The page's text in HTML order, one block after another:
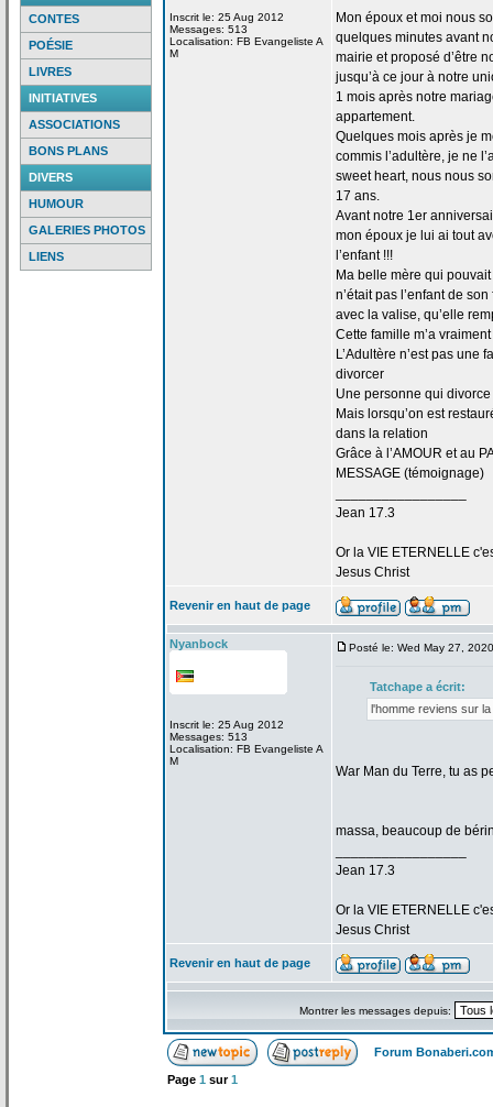
CONTES
POÉSIE
LIVRES
INITIATIVES
ASSOCIATIONS
BONS PLANS
DIVERS
HUMOUR
GALERIES PHOTOS
LIENS
Inscrit le: 25 Aug 2012
Messages: 513
Localisation: FB Evangeliste A
M
Mon époux et moi nous
quelques minutes avant
mairie et proposé d’être
jusqu’à ce jour à notre
1 mois après notre
appartement.
Quelques mois après je
commis l’adultère, je ne
sweet heart, nous nous
17 ans.
Avant notre 1er
mon époux je lui ai tout
l’enfant !!!
Ma belle mère qui
n’était pas l’enfant de son
avec la valise, qu’elle
Cette famille m’a
L’Adultère n’est pas une
divorcer
Une personne qui
Mais lorsqu’on est
dans la relation
Grâce à l’AMOUR et au
MESSAGE (témoignage)
Jean 17.3
Or la VIE ETERNELLE
Jesus Christ
Revenir en haut de page
Nyanbock
Inscrit le: 25 Aug 2012
Messages: 513
Localisation: FB Evangeliste A
M
Posté le: Wed May 27,
Tatchape a écrit:
l'homme reviens sur la
War Man du Terre, tu as
massa, beaucoup de
Jean 17.3
Or la VIE ETERNELLE
Jesus Christ
Revenir en haut de page
Montrer les messages depuis:
Forum
Page 1 sur1